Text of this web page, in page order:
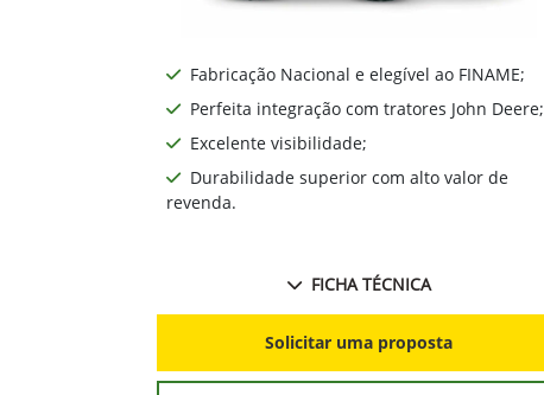
Fabricação Nacional e elegível ao FINAME;
Perfeita integração com tratores John Deere;
Excelente visibilidade;
Durabilidade superior com alto valor de
revenda.
FICHA TÉCNICA
Solicitar uma proposta